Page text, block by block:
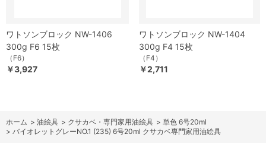
ワトソンブロック NW-1406
300g F6 15枚
（F6）
￥3,927
ワトソンブロック NW-1404
300g F4 15枚
（F4）
￥2,711
ホーム > 油絵具 > クサカベ・専門家用油絵具 > 単色 6号20ml
> バイオレットグレーNO.1 (235) 6号20ml クサカベ専門家用油絵具